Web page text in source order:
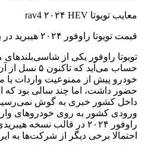
معایب تویوتا rav4 ۲۰۲۴ HEV
قیمت تویوتا راوفور ۲۰۲۴ هیبرید در بازار
تویوتا راوفور یکی از شاسی‌بلندهای
حساب می‌آید
حضور داشت، اما چند سالی بود که
داخل کشور خبری به گوش
ورودی کشور به روی خودروهای
راوفور ۲۰۲۴ در قالب
احتمالا برخی دیگر از شرکت‌ها به